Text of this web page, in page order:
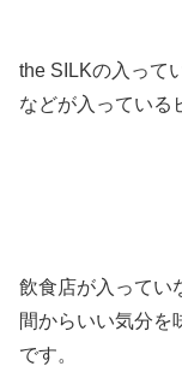
the SILKの入って
などが入っている
飲食店が入ってい
間からいい気分を
です。